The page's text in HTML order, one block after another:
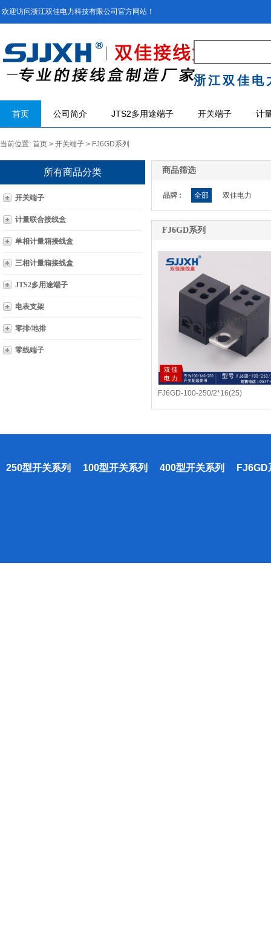
欢迎访问浙江双佳电力科技有限公司官方网站！
浙江双佳电
首页 公司简介 JTS2多用途端子 开关端子 计
当前位置: 首页 > 开关端子 > FJ6GD系列
所有商品分类
开关端子
计量联合接线盒
单相计量箱接线盒
三相计量箱接线盒
JTS2多用途端子
电表支架
零排/地排
零线端子
商品筛选
品牌 : 全部 双佳电力
FJ6GD系列
FJ6GD-100-250/2*16(25)
250型开关系列 100型开关系列 400型开关系列 FJ6GD